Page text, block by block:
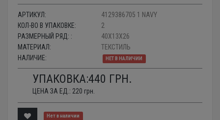
АРТИКУЛ:
4129386705 1 NAVY
КОЛ-ВО В УПАКОВКЕ:
2
РАЗМЕРНЫЙ РЯД: :
40X13X26
МАТЕРИАЛ:
ТЕКСТИЛЬ
НАЛИЧИЕ:
НЕТ В НАЛИЧИИ
УПАКОВКА:440 ГРН.
ЦЕНА ЗА ЕД.: 220 грн.
Нет в наличии